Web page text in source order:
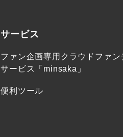
サービス
ファン企画専用クラウドファン
サービス「minsaka」
便利ツール